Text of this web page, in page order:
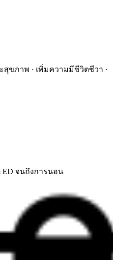
ขภาพ · เพิ่มความมีชีวิตชีวา ·
ED จนถึงการนอน